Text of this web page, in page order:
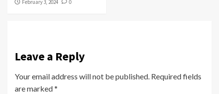
February 3, 2024
0
Leave a Reply
Your email address will not be published. Required fields
are marked*